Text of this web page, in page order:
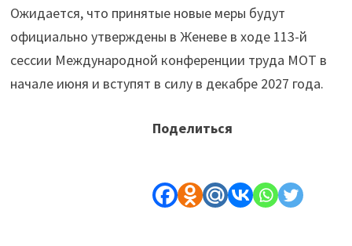
Ожидается, что принятые новые меры будут
официально утверждены в Женеве в ходе 113-й
сессии Международной конференции труда МОТ в
начале июня и вступят в силу в декабре 2027 года.
Поделиться